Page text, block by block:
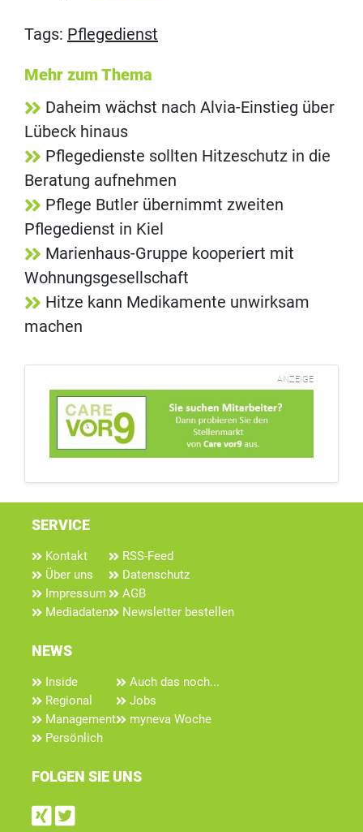
Tags: Pflegedienst
Mehr zum Thema
Daheim wächst nach Alvia-Einstieg über
Lübeck hinaus
Pflegedienste sollten Hitzeschutz in die
Beratung aufnehmen
Pflege Butler übernimmt zweiten
Pflegedienst in Kiel
Marienhaus-Gruppe kooperiert mit
Wohnungsgesellschaft
Hitze kann Medikamente unwirksam
machen
ANZEIGE
SERVICE
Kontakt
Über uns
Impressum
Mediadaten
RSS-Feed
Datenschutz
AGB
Newsletter bestellen
NEWS
Inside
Regional
Management
Persönlich
Auch das noch...
Jobs
myneva Woche
FOLGEN SIE UNS
Find us on Xing
Follow us on Twitter